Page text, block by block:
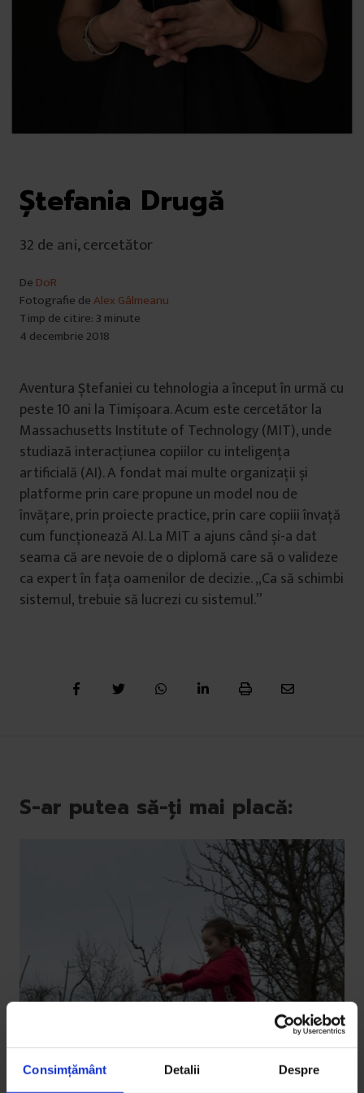
Consimțământ Detalii Despre
Ștefania Drugă
32 de ani, cercetător
De DoR
Fotografie deAlex Gâlmeanu
Timp de citire: 3 minute
4 decembrie 2018
Aventura Ștefaniei cu tehnologia a început în urmă cu
peste 10 ani la Timișoara. Acum este cercetător la
Massachusetts Institute of Technology (MIT), unde
studiază interacțiunea copiilor cu inteligența
artificială (AI). A fondat mai multe organizații și
platforme prin care propune un model nou de
învățare, prin proiecte practice, prin care copiii învață
cum funcționează AI. La MIT a ajuns când și-a dat
seama că are nevoie de o diplomă care să o valideze
ca expert în fața oamenilor de decizie. „Ca să schimbi
sistemul, trebuie să lucrezi cu sistemul.”
S-ar putea să-ți mai placă: